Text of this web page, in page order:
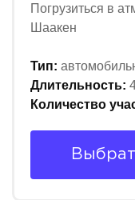
Погрузиться в
Шаакен
Тип:
Длительность:
Количество